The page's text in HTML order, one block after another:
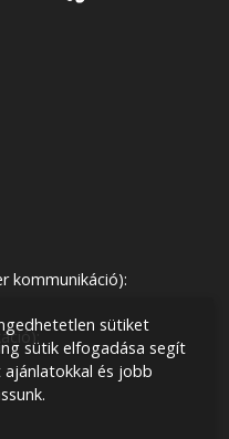
kommunikáció):
sütiket
sütik elfogadása segít
és jobb